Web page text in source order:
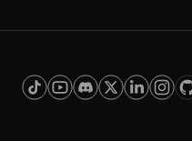
videos to their
branding to align with
identity and